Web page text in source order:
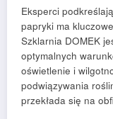
Eksperci
papryki ma
Szklarnia DOMEK
optymalnych
oświetlenie i
podwiązywania
przekłada się na